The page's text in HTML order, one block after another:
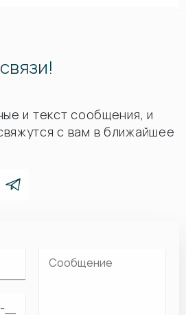
и текст сообщения, и
с вам в ближайшее